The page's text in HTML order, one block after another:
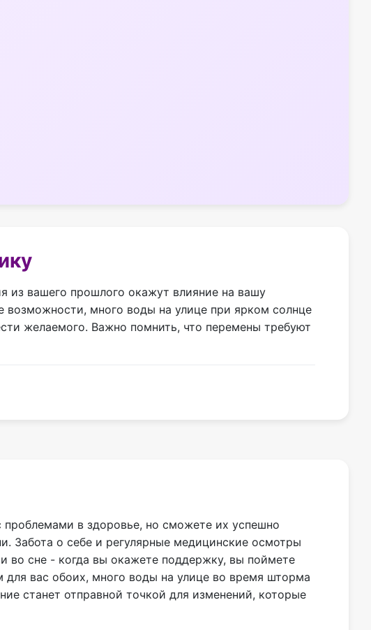
из вашего прошлого окажут влияние на вашу
много воды на улице при ярком солнце
желаемого. Важно помнить, что перемены требуют
в здоровье, но сможете их успешно
Забота о себе и регулярные медицинские осмотры
во сне - когда вы окажете поддержку, вы поймете
вас обоих, много воды на улице во время шторма
станет отправной точкой для изменений, которые